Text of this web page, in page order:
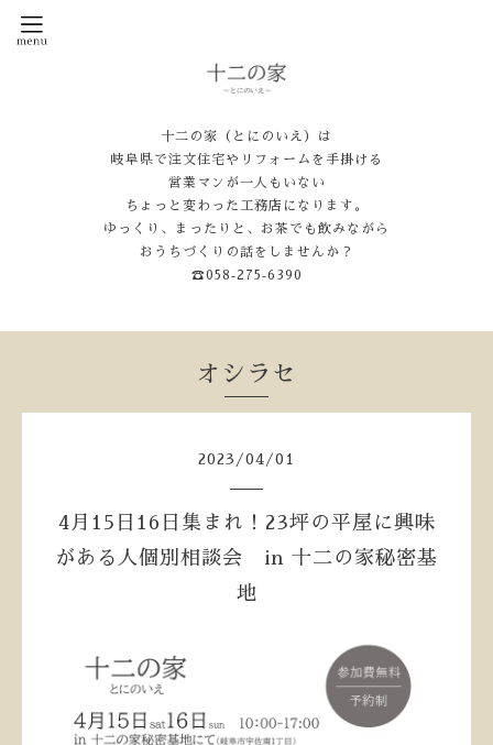
十二の家（とにのいえ）は
岐阜県で注文住宅やリフォームを手掛ける
営業マンが一人もいない
ちょっと変わった工務店になります。
ゆっくり、まったりと、お茶でも飲みながら
おうちづくりの話をしませんか？
☎058‐275‐6390
オシラセ
2023 /04 /01
4月15日16日集まれ！23坪の平屋に興味
がある人個別相談会 in 十二の家秘密基
地